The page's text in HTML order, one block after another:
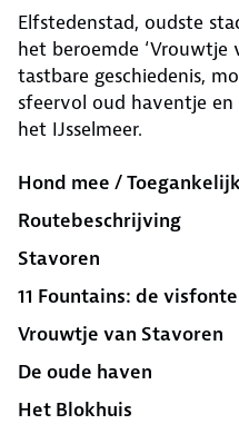
Elfstedenstad, oudste
het beroemde ‘Vrouwtje
tastbare geschiedenis,
sfeervol oud haventje
het IJsselmeer.
Hond mee /
Routebeschrijving
Stavoren
11 Fountains: de
Vrouwtje van Stavoren
De oude haven
Het Blokhuis